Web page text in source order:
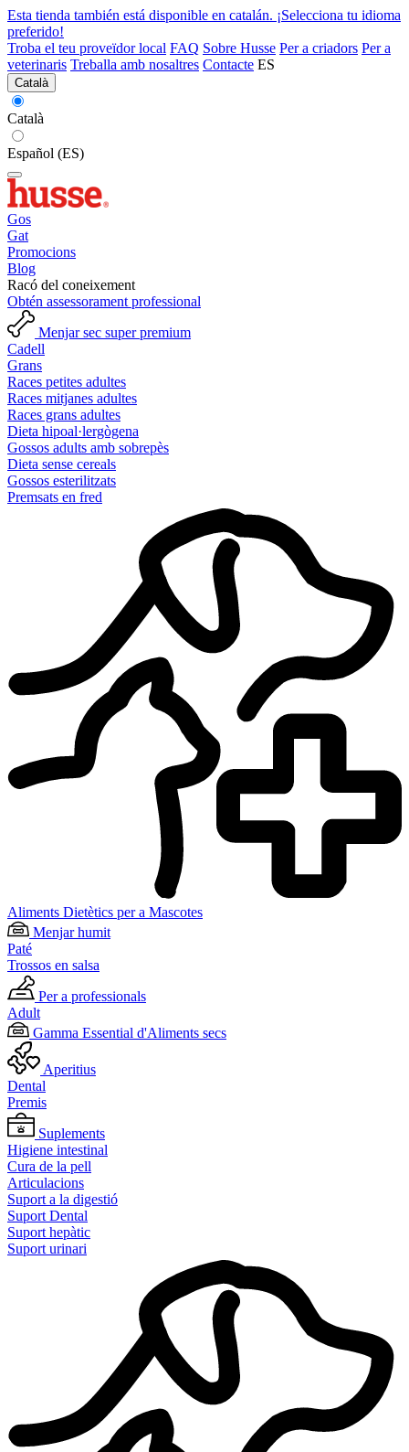
Esta tienda también está disponible en catalán. ¡Selecciona tu idioma
preferido!
Troba el teu proveïdor local FAQ Sobre Husse Per a criadors Per a
veterinaris Treballa amb nosaltres Contacte ES
Català
Català
Español (ES)
Gos
Gat
Promocions
Blog
Racó del coneixement
Obtén assessorament professional
Menjar sec super premium
Cadell
Grans
Races petites adultes
Races mitjanes adultes
Races grans adultes
Dieta hipoal·lergògena
Gossos adults amb sobrepès
Dieta sense cereals
Gossos esterilitzats
Premsats en fred
Aliments Dietètics per a Mascotes
Menjar humit
Paté
Trossos en salsa
Per a professionals
Adult
Gamma Essential d'Aliments secs
Aperitius
Dental
Premis
Suplements
Higiene intestinal
Cura de la pell
Articulacions
Suport a la digestió
Suport Dental
Suport hepàtic
Suport urinari